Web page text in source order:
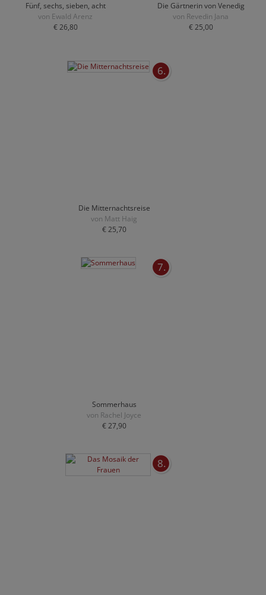
Fünf, sechs, sieben, acht
von Ewald Arenz
€ 26,80
Die Gärtnerin von Venedig
von Revedin Jana
€ 25,00
6.
Die Mitternachtsreise
von Matt Haig
€ 25,70
7.
Sommerhaus
von Rachel Joyce
€ 27,90
8.